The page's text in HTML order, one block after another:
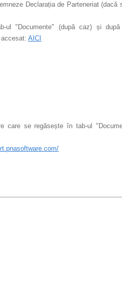
Declarația de Parteneriat (dacă
"Documente" (după caz) și după
AICI
care se regăsește în tab-ul